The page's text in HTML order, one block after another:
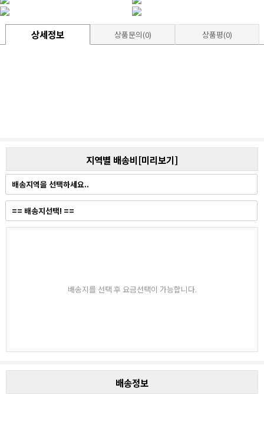
상세정보 상품문의(0) 상품평(0)
지역별 배송비[미리보기]
배송지를 선택 후 요금선택이 가능합니다.
배송정보